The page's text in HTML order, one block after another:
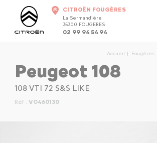
CITROËN FOUGÈRES
La Sermandière
35300 FOUGERES
02 99 94 54 94
Accueil Fougères
Peugeot 108
108 VTI 72 S&S LIKE
Réf : VO460130